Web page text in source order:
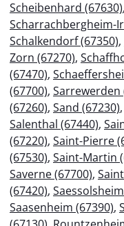
Scheibenhard (67630),
Scharrachbergheim-
Schalkendorf (67350),
Zorn (67270),
(67470),
(67700), Sarrewerden
(67260), Sand (67230),
Salenthal (67440),
(67220), Saint-Pierre
(67530), Saint-Martin
Saverne (67700),
(67420),
Saasenheim (67390),